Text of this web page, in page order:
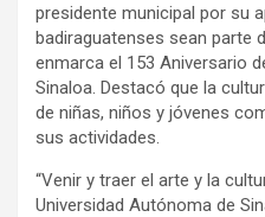
presidente municipal por su
badiraguatenses sean parte
enmarca el 153 Aniversario
Sinaloa. Destacó que la
de niñas, niños y jóvenes
sus actividades.
“Venir y traer el arte y la
Universidad Autónoma de